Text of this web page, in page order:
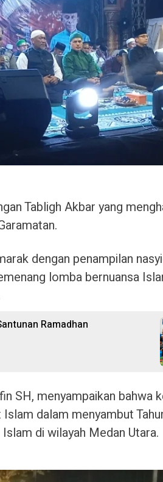
Tabligh Akbar yang
dengan penampilan
lomba bernuansa
Ramadhan
SH, menyampaikan bahwa
dalam menyambut
di wilayah Medan Utara.